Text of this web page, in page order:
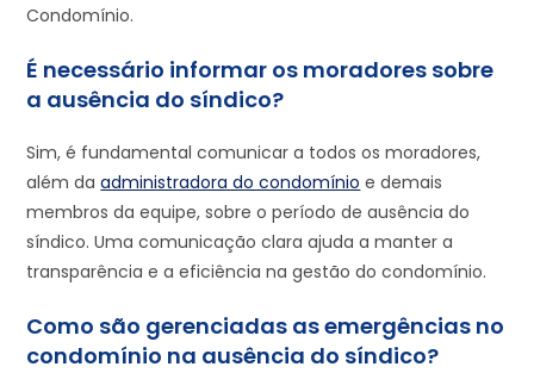
Condomínio.
É necessário informar os moradores sobre
a ausência do síndico?
Sim, é fundamental comunicar a todos os moradores,
além daadministradora do condomínio e demais
membros da equipe, sobre o período de ausência do
síndico. Uma comunicação clara ajuda a manter a
transparência e a eficiência na gestão do condomínio.
Como são gerenciadas as emergências no
condomínio na ausência do síndico?